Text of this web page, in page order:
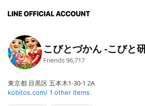
こびとづかん -こびと
Friends96,717
東京都 目黒区 五本木1-30-1 2A
kobitos.com/ 1 other items